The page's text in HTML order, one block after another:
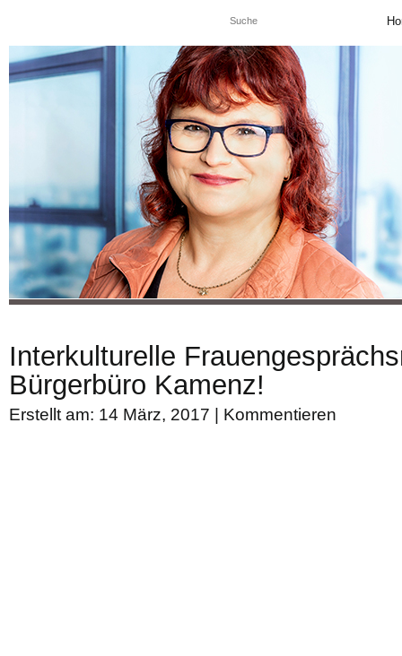
Interkulturelle
Bürgerbüro Kamenz!
Erstellt am: 14 März, 2017 | Kommentieren